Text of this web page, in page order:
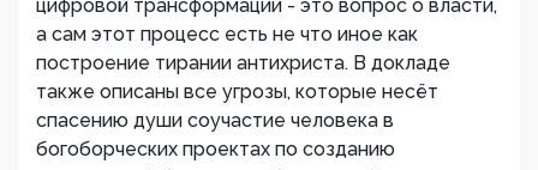
цифровой трансформации - это вопрос о власти,
а сам этот процесс есть не что иное как
построение тирании антихриста. В докладе
также описаны все угрозы, которые несёт
спасению души соучастие человека в
богоборческих проектах по созданию